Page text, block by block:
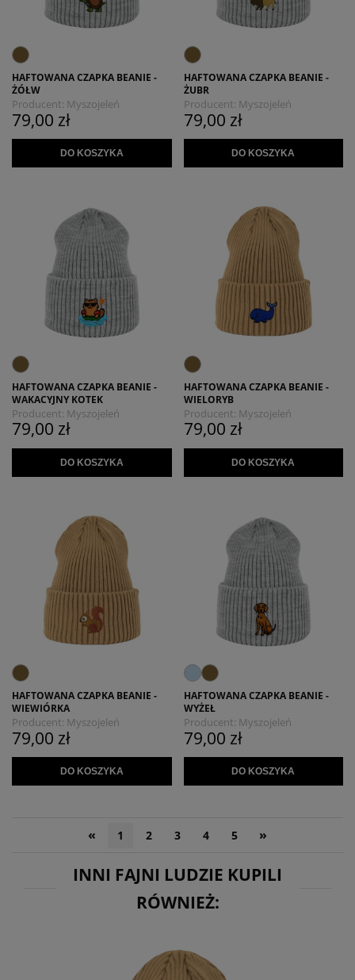
HAFTOWANA CZAPKA BEANIE -
ŻÓŁW
Producent: Myszojeleń
79,00 zł
DO KOSZYKA
HAFTOWANA CZAPKA BEANIE -
ŻUBR
Producent: Myszojeleń
79,00 zł
DO KOSZYKA
HAFTOWANA CZAPKA BEANIE -
WAKACYJNY KOTEK
Producent: Myszojeleń
79,00 zł
DO KOSZYKA
HAFTOWANA CZAPKA BEANIE -
WIELORYB
Producent: Myszojeleń
79,00 zł
DO KOSZYKA
HAFTOWANA CZAPKA BEANIE -
WIEWIÓRKA
Producent: Myszojeleń
79,00 zł
DO KOSZYKA
HAFTOWANA CZAPKA BEANIE -
WYŻEŁ
Producent: Myszojeleń
79,00 zł
DO KOSZYKA
« 1 2 3 4 5 »
INNI FAJNI LUDZIE KUPILI
RÓWNIEŻ: